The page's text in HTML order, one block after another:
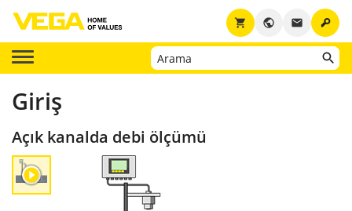
key
email
public
shopping_cart
Giriş
Açık kanalda debi ölçümü